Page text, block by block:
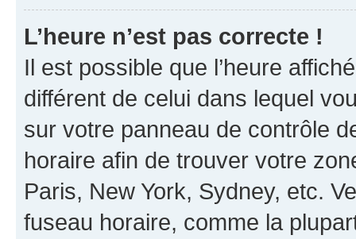
L’heure n’est pas correcte !
Il est possible que l’heure
différent de celui dans lequel
sur votre panneau de contrôle
horaire afin de trouver votre
Paris, New York, Sydney, etc.
fuseau horaire, comme la